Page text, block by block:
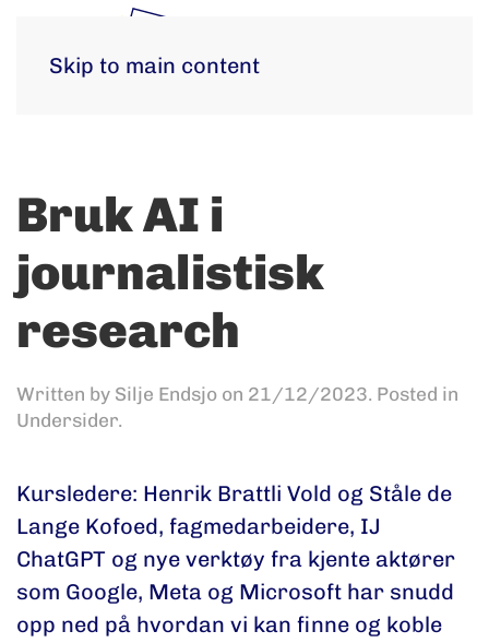
Skip to main content
Bruk AI i
journalistisk
research
Written by Silje Endsjo on 21/12/2023. Posted in
Undersider.
Kursledere: Henrik Brattli Vold og Ståle de
Lange Kofoed, fagmedarbeidere, IJ
ChatGPT og nye verktøy fra kjente aktører
som Google, Meta og Microsoft har snudd
opp ned på hvordan vi kan finne og koble